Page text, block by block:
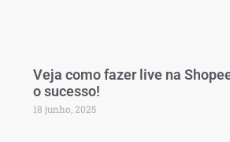
Veja como fazer live na
o sucesso!
18 junho, 2025